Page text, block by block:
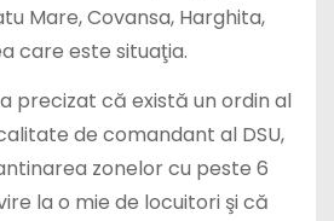
Mare, Covansa, Harghita,
care este situaţia.
precizat că există un ordin al
de comandant al DSU,
zonelor cu peste 6
la o mie de locuitori şi că